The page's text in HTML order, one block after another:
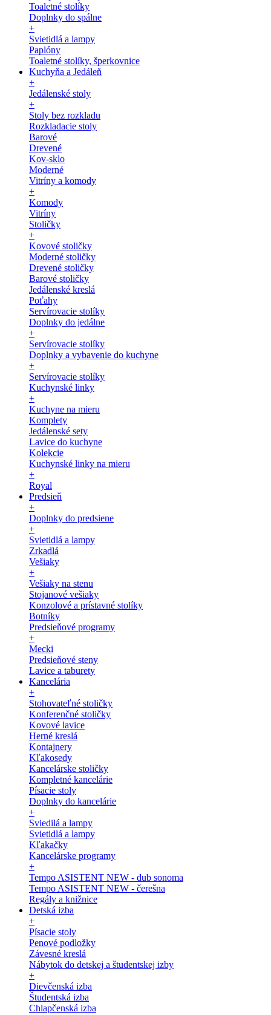
Toaletné stolíky
Doplnky do spálne
+
Svietidlá a lampy
Paplóny
Toaletné stolíky, šperkovnice
Kuchyňa a Jedáleň
+
Jedálenské stoly
+
Stoly bez rozkladu
Rozkladacie stoly
Barové
Drevené
Kov-sklo
Moderné
Vitríny a komody
+
Komody
Vitríny
Stoličky
+
Kovové stoličky
Moderné stoličky
Drevené stoličky
Barové stoličky
Jedálenské kreslá
Poťahy
Servírovacie stolíky
Doplnky do jedálne
+
Servírovacie stolíky
Doplnky a vybavenie do kuchyne
+
Servírovacie stolíky
Kuchynské linky
+
Kuchyne na mieru
Komplety
Jedálenské sety
Lavice do kuchyne
Kolekcie
Kuchynské linky na mieru
+
Royal
Predsieň
+
Doplnky do predsiene
+
Svietidlá a lampy
Zrkadlá
Vešiaky
+
Vešiaky na stenu
Stojanové vešiaky
Konzolové a prístavné stolíky
Botníky
Predsieňové programy
+
Mecki
Predsieňové steny
Lavice a taburety
Kancelária
+
Stohovateľné stoličky
Konferenčné stoličky
Kovové lavice
Herné kreslá
Kontajnery
Kľakosedy
Kancelárske stoličky
Kompletné kancelárie
Písacie stoly
Doplnky do kancelárie
+
Sviedilá a lampy
Svietidlá a lampy
Kľakačky
Kancelárske programy
+
Tempo ASISTENT NEW - dub sonoma
Tempo ASISTENT NEW - čerešna
Regály a knižnice
Detská izba
+
Písacie stoly
Penové podložky
Závesné kreslá
Nábytok do detskej a študentskej izby
+
Dievčenská izba
Študentská izba
Chlapčenská izba